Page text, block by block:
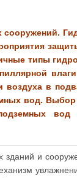
сооружений.
типы
воздуха в
вод.
и